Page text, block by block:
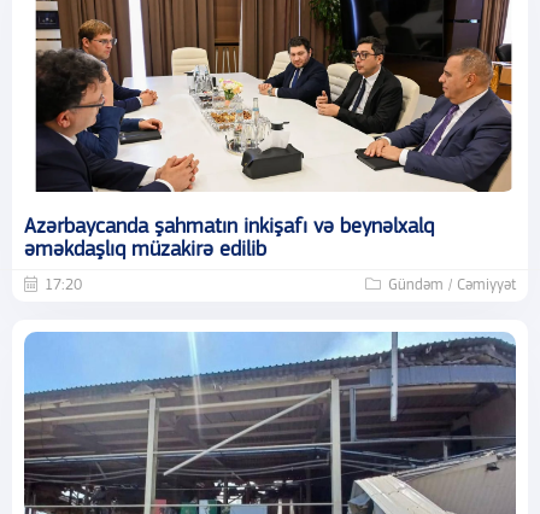
Azərbaycanda şahmatın inkişafı və beynəlxalq
əməkdaşlıq müzakirə edilib
17:20 Gündəm / Cəmiyyət